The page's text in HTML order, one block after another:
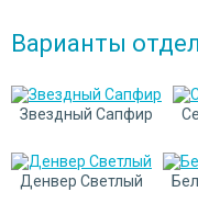
Варианты
Звездный Сапфир
Денвер Cветлый